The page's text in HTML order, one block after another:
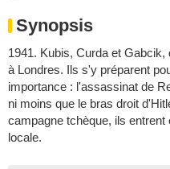
Synopsis
1941. Kubis, Curda et
à Londres. Ils s'y préparent
importance : l'assassinat de
ni moins que le bras droit
campagne tchèque, ils
locale.